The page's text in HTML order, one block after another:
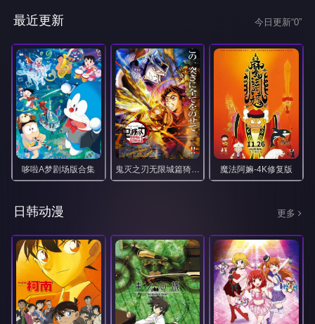
今日更新“0”
最近更新
哆啦A梦剧场版合集 鬼灭之刃无限城篇猗窝座再袭1080P 魔法阿嫲-4K修复版
日韩动漫 更多